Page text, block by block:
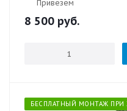
Привезем
8 500 руб.
БЕСПЛАТНЫЙ МОНТАЖ ПРИ